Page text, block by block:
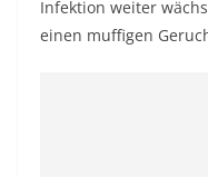
Infektion weiter
einen muffigen